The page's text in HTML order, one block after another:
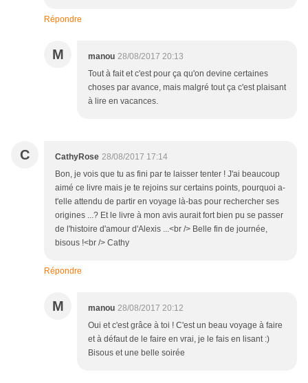
Répondre
M manou 28/08/2017 20:13
Tout à fait et c'est pour ça qu'on devine certaines
choses par avance, mais malgré tout ça c'est plaisant
à lire en vacances.
C CathyRose 28/08/2017 17:14
Bon, je vois que tu as fini par te laisser tenter ! J'ai beaucoup
aimé ce livre mais je te rejoins sur certains points, pourquoi a-
t'elle attendu de partir en voyage là-bas pour rechercher ses
origines ...? Et le livre à mon avis aurait fort bien pu se passer
de l'histoire d'amour d'Alexis ...<br /> Belle fin de journée,
bisous !<br /> Cathy
Répondre
M manou 28/08/2017 20:12
Oui et c'est grâce à toi ! C'est un beau voyage à faire
et à défaut de le faire en vrai, je le fais en lisant :)
Bisous et une belle soirée